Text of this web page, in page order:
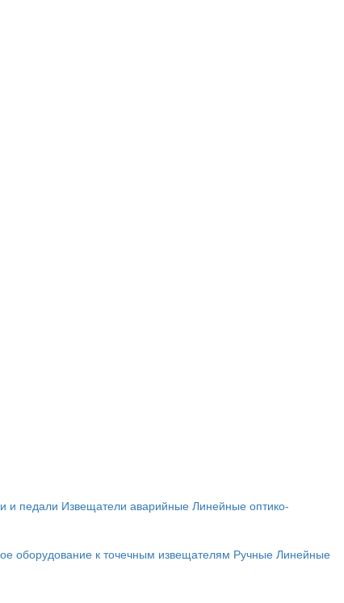
и педали Извещатели аварийные Линейные оптико-
оборудование к точечным извещателям Ручные Линейные